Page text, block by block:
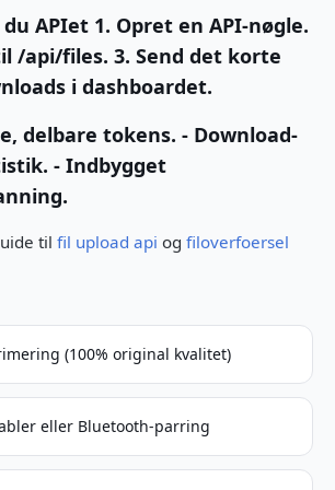
APIet 1. Opret en API-nøgle.
/api/files. 3. Send det korte
i dashboardet.
delbare tokens. - Download-
- Indbygget
til fil upload api og filoverfoersel
(100% original kvalitet)
eller Bluetooth-parring